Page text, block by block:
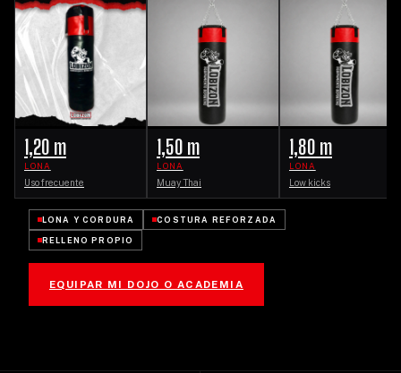
1,20 m
LONA
Uso frecuente
1,50 m
LONA
Muay Thai
1,80 m
LONA
Low kicks
LONA Y CORDURA COSTURA REFORZADA
RELLENO PROPIO
EQUIPAR MI DOJO O ACADEMIA